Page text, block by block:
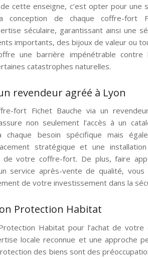
cette enseigne, c’est opter pour une
conception de chaque coffre-fort
séculaire, garantissant ainsi une
importants, des bijoux de valeur ou
une barrière impénétrable contre
catastrophes naturelles.
revendeur agréé à Lyon
fort Fichet Bauche via un
non seulement l’accès à un
besoin spécifique mais
stratégique et une
de votre coffre-fort. De plus, faire
service après-vente de qualité,
de votre investissement dans la
Protection Habitat
Habitat pour l’achat de
locale reconnue et une approche
des biens sont des